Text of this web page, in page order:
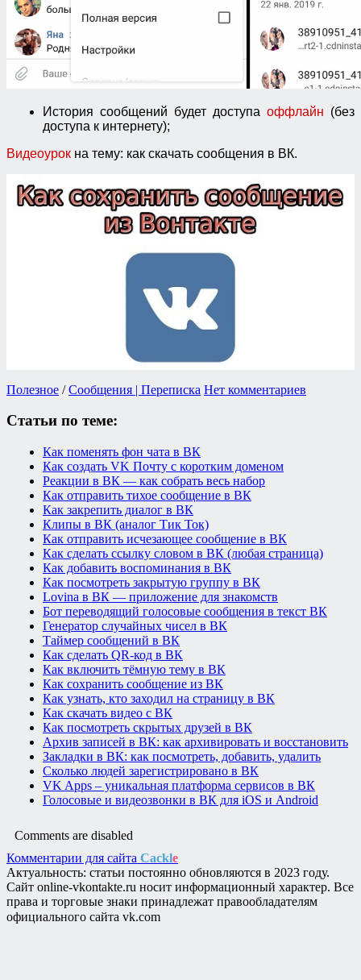
История сообщений будет доступа оффлайн (без
доступа к интернету);
Видеоурок на тему: как скачать сообщения в ВК.
Полезное /Сообщения | Переписка Нет комментариев
Статьи по теме:
Как поменять фон чата в ВК
Как создать VK Почту с коротким доменом
Реакции в ВК — как собрать весь набор
Как отправить тихое сообщение в ВК
Как закрепить диалог в ВК
Клипы в ВК (аналог Тик Ток)
Как отправить исчезающее сообщение в ВК
Как сделать ссылку словом в ВК (любая страница)
Как добавить воспоминания в ВК
Как посмотреть закрытую группу в ВК
Lovina в ВК — приложение для знакомств
Бот переводящий голосовые сообщения в текст ВК
Генератор случайных чисел в ВК
Таймер сообщений в ВК
Как сделать QR-код в ВК
Как включить тёмную тему в ВК
Как сохранить сообщение из ВК
Как узнать, кто заходил на страницу в ВК
Как скачать видео с ВК
Как посмотреть скрытых друзей в ВК
Архив записей в ВК: как архивировать и восстановить
Закладки в ВК: как посмотреть, добавить, удалить
Сколько людей зарегистрировано в ВК
VK Apps – уникальная платформа сервисов в ВК
Голосовые и видеозвонки в ВК для iOS и Android
Comments are disabled
Комментарии для сайта Cackle
Актуальность: статьи постоянно обновляются в 2023 году.
Сайт online-vkontakte.ru носит информационный характер. Все
права и торговые знаки принадлежат правообладателям
официального сайта vk.com